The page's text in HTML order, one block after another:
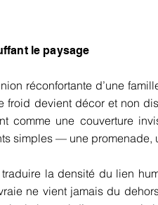
le paysage
réconfortante d’une
devient décor et non
comme une couverture
simples — une promenade,
la densité du lien
ne vient jamais du